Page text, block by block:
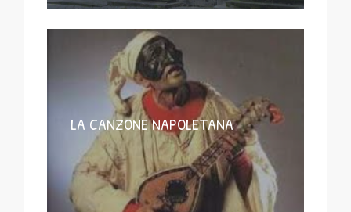
LA CANZONE NAPOLETANA